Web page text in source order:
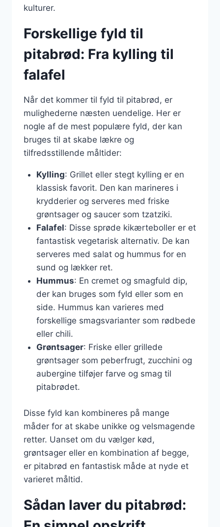
kulturer.
Forskellige fyld til
pitabrød: Fra kylling til
falafel
Når det kommer til fyld til pitabrød, er
mulighederne næsten uendelige. Her er
nogle af de mest populære fyld, der kan
bruges til at skabe lækre og
tilfredsstillende måltider:
Kylling: Grillet eller stegt kylling er en
klassisk favorit. Den kan marineres i
krydderier og serveres med friske
grøntsager og saucer som tzatziki.
Falafel: Disse sprøde kikærteboller er et
fantastisk vegetarisk alternativ. De kan
serveres med salat og hummus for en
sund og lækker ret.
Hummus: En cremet og smagfuld dip,
der kan bruges som fyld eller som en
side. Hummus kan varieres med
forskellige smagsvarianter som rødbede
eller chili.
Grøntsager: Friske eller grillede
grøntsager som peberfrugt, zucchini og
aubergine tilføjer farve og smag til
pitabrødet.
Disse fyld kan kombineres på mange
måder for at skabe unikke og velsmagende
retter. Uanset om du vælger kød,
grøntsager eller en kombination af begge,
er pitabrød en fantastisk måde at nyde et
varieret måltid.
Sådan laver du pitabrød: